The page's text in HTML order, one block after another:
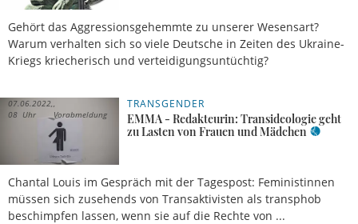
Gehört das Aggressionsgehemmte zu unserer Wesensart?
Warum verhalten sich so viele Deutsche in Zeiten des Ukraine-
Kriegs kriecherisch und verteidigungsuntüchtig?
TRANSGENDER
EMMA - Redakteurin: Transideologie geht
zu Lasten von Frauen und Mädchen
Chantal Louis im Gespräch mit der Tagespost: Feministinnen
müssen sich zusehends von Transaktivisten als transphob
beschimpfen lassen, wenn sie auf die Rechte von ...
07.06.2022,
08 Uhr
Vorabmeldung